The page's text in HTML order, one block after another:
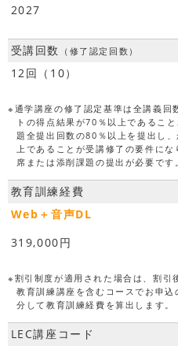
2027
受講回数 （修了認定回数）
12回（10）
※通学講座の修了認定基準は全講義回
トの得点結果が70％以上であるこ
題全提出回数の80％以上を提出し
上であることが受講修了の要件に
席または添削課題の提出が必要です。
教育訓練経費
Web＋音声DL
319,000円
※割引制度が適用された場合は、割引
教育訓練講座を含むコースでお申
分して教育訓練経費を算出します。
LEC講座コード